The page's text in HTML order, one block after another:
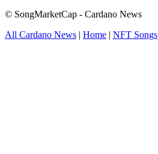
© SongMarketCap - Cardano News
All Cardano News | Home | NFT Songs